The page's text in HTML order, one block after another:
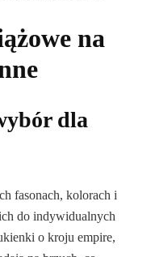
na
dla
fasonach, kolorach i
do indywidualnych
o kroju empire,